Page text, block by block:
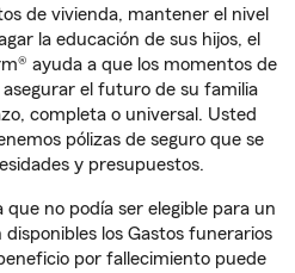
de vivienda, mantener el nivel
la educación de sus hijos, el
ayuda a que los momentos de
el futuro de su familia
completa o universal. Usted
pólizas de seguro que se
y presupuestos.
no podía ser elegible para un
los Gastos funerarios
por fallecimiento puede